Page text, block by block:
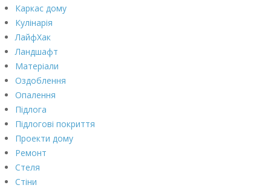
Каркас дому
Кулінарія
ЛайфХак
Ландшафт
Матеріали
Оздоблення
Опалення
Підлога
Підлогові покриття
Проекти дому
Ремонт
Стеля
Стіни